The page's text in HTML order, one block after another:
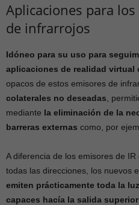
Aplicaciones para
de infrarrojos
Idóneo para su uso para
aplicaciones de realidad virtual
opacos de estos emisores de
colaterales no deseadas ,
mediante la eliminación de la
barreras externas como, por
A diferencia de los emisores de
todas las direcciones, los nuevos
emiten prácticamente toda la
capaces hacía la salida